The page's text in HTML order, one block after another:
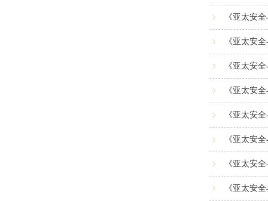
《亚太安
《亚太安
《亚太安
《亚太安
《亚太安
《亚太安
《亚太安
《亚太安